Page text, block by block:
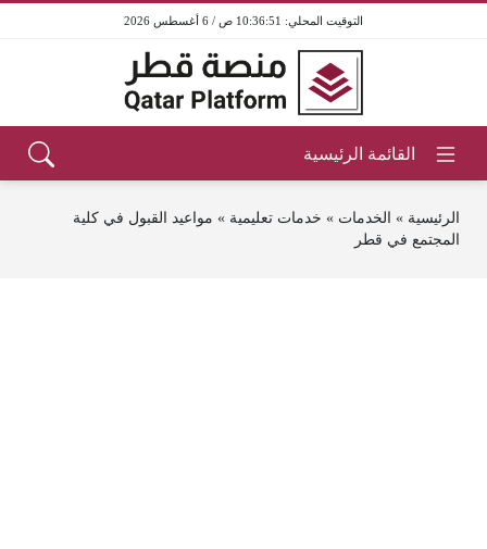
10:36:51 ص / 6 أغسطس 2026
الرئيسية » الخدمات » خدمات تعليمية » مواعيد القبول في كلية
المجتمع في قطر